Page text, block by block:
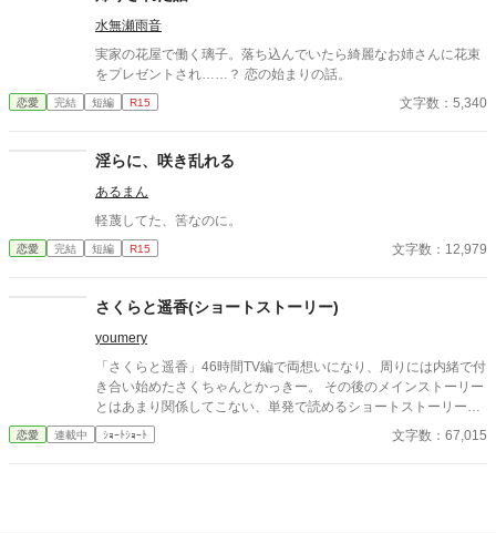
水無瀬雨音
実家の花屋で働く璃子。落ち込んでいたら綺麗なお姉さんに花束
をプレゼントされ……？ 恋の始まりの話。
恋愛 完結 短編 R15 文字数：5,340
淫らに、咲き乱れる
あるまん
軽蔑してた、筈なのに。
恋愛 完結 短編 R15 文字数：12,979
さくらと遥香(ショートストーリー)
youmery
「さくらと遥香」46時間TV編で両想いになり、周りには内緒で付
き合い始めたさくちゃんとかっきー。 その後のメインストーリー
とはあまり関係してこない、単発で読めるショートストーリー集
です。 ※さくちゃん目線です。 ※さくちゃんとかっきーは周りに
内緒で付き合っています。メンバーにも事務所にも秘密にしてい
恋愛 連載中 ｼｮｰﾄｼｮｰﾄ 文字数：67,015